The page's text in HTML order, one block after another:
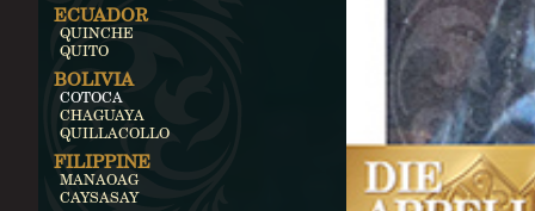
ECUADOR
QUINCHE
QUITO
BOLIVIA
COTOCA
CHAGUAYA
QUILLACOLLO
FILIPPINE
MANAOAG
CAYSASAY